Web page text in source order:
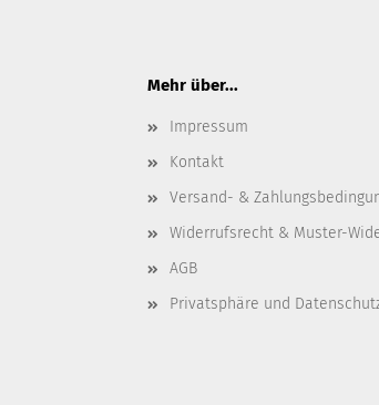
Mehr über...
Impressum
Kontakt
Versand- &
Widerrufsrecht & Muster-
AGB
Privatsphäre und